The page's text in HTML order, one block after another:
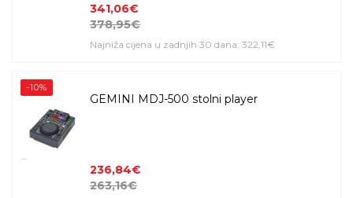
341,06€
378,95€
Najniža cijena u zadnjih 30 dana: 322,11€
-10%
GEMINI MDJ-500 stolni player
236,84€
263,16€